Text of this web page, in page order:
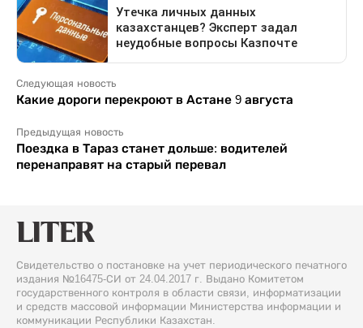
Следующая новость
Какие дороги перекроют в Астане 9 августа
Предыдущая новость
Поездка в Тараз станет дольше: водителей
перенаправят на старый перевал
Свидетельство о постановке на учет периодического печатного
издания №16475-СИ от 24.04.2017 г. Выдано Комитетом
государственного контроля в области связи, информатизации
и средств массовой информации Министерства информации и
коммуникации Республики Казахстан.